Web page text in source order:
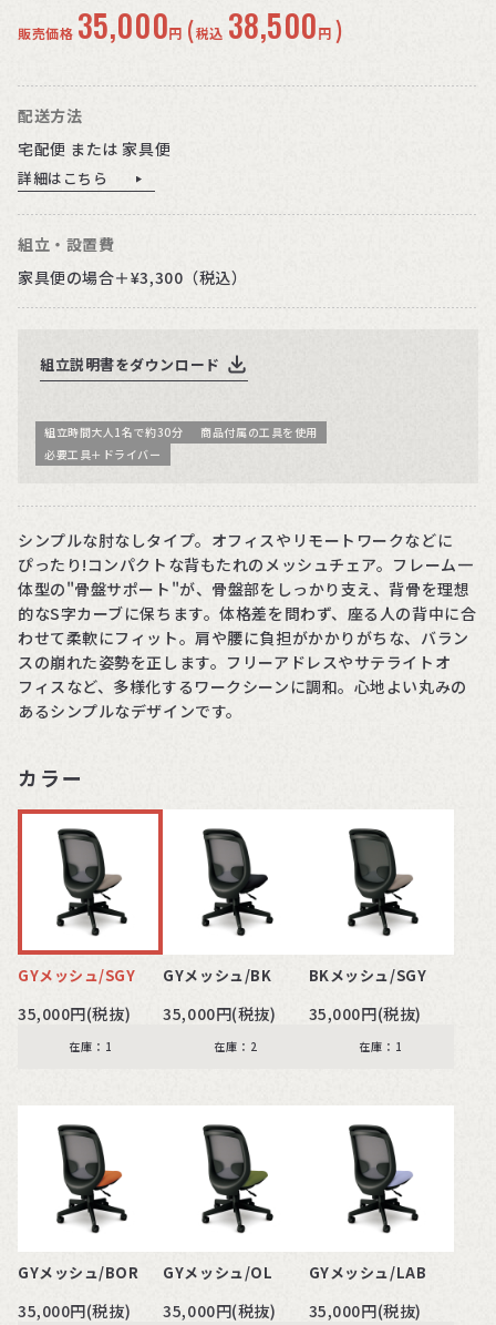
販売価格 35,000円 (税込 38,500円 )
配送方法
宅配便 または 家具便
詳細はこちら
組立・設置費
家具便の場合＋¥3,300（税込）
組立説明書をダウンロード
組立時間大人1名で約30分
商品付属の工具を使用
必要工具＋ドライバー
シンプルな肘なしタイプ。オフィスやリモートワークなどに
ぴったり!コンパクトな背もたれのメッシュチェア。フレーム一
体型の"骨盤サポート"が、骨盤部をしっかり支え、背骨を理想
的なS字カーブに保ちます。体格差を問わず、座る人の背中に合
わせて柔軟にフィット。肩や腰に負担がかかりがちな、バラン
スの崩れた姿勢を正します。フリーアドレスやサテライトオ
フィスなど、多様化するワークシーンに調和。心地よい丸みの
あるシンプルなデザインです。
カラー
GYメッシュ/SGY
35,000円(税抜)
在庫：1
GYメッシュ/BK
35,000円(税抜)
在庫：2
BKメッシュ/SGY
35,000円(税抜)
在庫：1
GYメッシュ/BOR
35,000円(税抜)
GYメッシュ/OL
35,000円(税抜)
GYメッシュ/LAB
35,000円(税抜)